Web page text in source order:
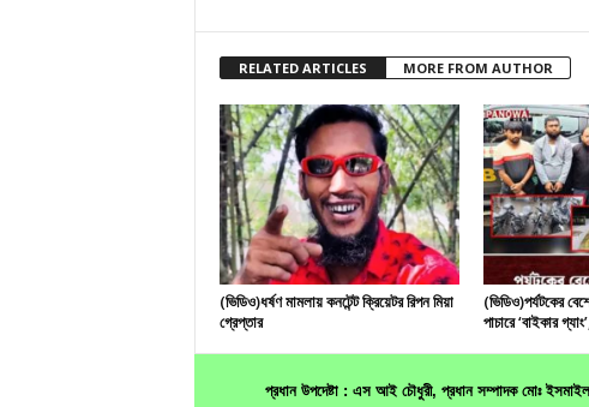
RELATED ARTICLES MORE FROM AUTHOR
(ভিডিও)ধর্ষণ মামলায় কনটেন্ট ক্রিয়েটর রিপন মিয়া
গ্রেপ্তার
(ভিডিও)পর্যটকের
পাচারে ‘বাইকার
প্রধান উপদেষ্টা : এস আই চৌধুরী, প্রধান সম্পাদক মোঃ